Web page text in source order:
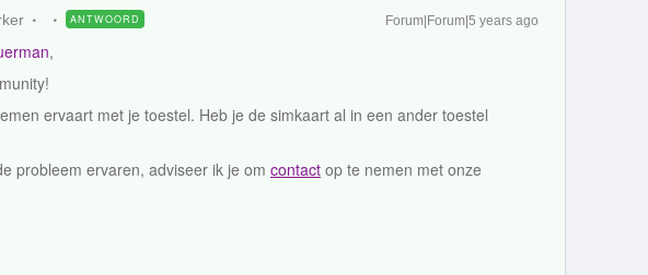
ANTWOORD Forum|Forum|5 years ago
,
ervaart met je toestel. Heb je de simkaart al in een ander toestel
probleem ervaren, adviseer ik je om contact op te nemen met onze